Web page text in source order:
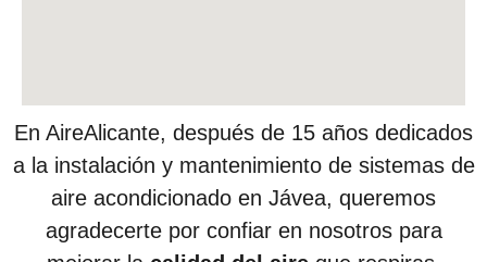
En AireAlicante, después de 15 años dedicados
a la instalación y mantenimiento de sistemas de
aire acondicionado en Jávea, queremos
agradecerte por confiar en nosotros para